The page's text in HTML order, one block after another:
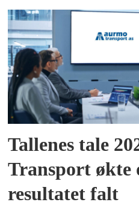
Tallenes tale
Transport økte
resultatet falt